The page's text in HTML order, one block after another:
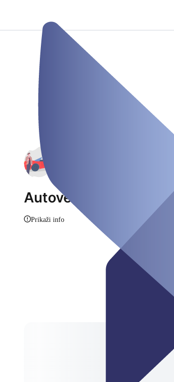
Autovermietung Demo
Prikaži info